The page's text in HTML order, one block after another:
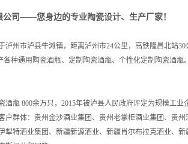
公司——您身边的专业陶瓷设计、生产厂家！
泸州市泸县牛滩镇，距离泸州市24公里，高铁隆昌北站
各种通用陶瓷酒瓶、定制陶瓷酒瓶、个性化定制陶瓷酒瓶
酒瓶 800余万只，2015年被泸县人民政府评定为规模工
户群体：贵州金沙酒业集团、贵州老掌柜酒业集团、贵
犁特酒业集团、新疆新源酒业、新疆肖尔布拉克酒业、